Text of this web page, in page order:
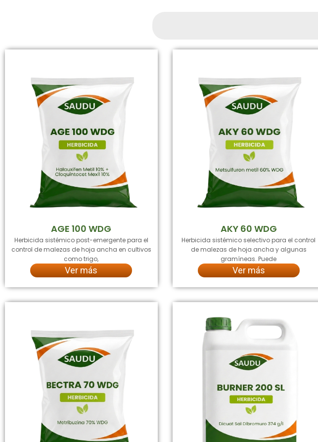
AGE 100 WDG
Herbicida sistémico post-emergente para el
control de malezas de hoja ancha en cultivos
como trigo,
Ver más
AKY 60 WDG
Herbicida sistémico selectivo para el control
de malezas de hoja ancha y algunas
gramíneas. Puede
Ver más